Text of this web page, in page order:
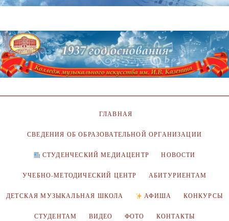
ГЛАВНАЯ
СВЕДЕНИЯ ОБ ОБРАЗОВАТЕЛЬНОЙ ОРГАНИЗАЦИИ
СТУДЕНЧЕСКИЙ МЕДИАЦЕНТР НОВОСТИ
УЧЕБНО-МЕТОДИЧЕСКИЙ ЦЕНТР АБИТУРИЕНТАМ
ДЕТСКАЯ МУЗЫКАЛЬНАЯ ШКОЛА АФИША КОНКУРСЫ
СТУДЕНТАМ ВИДЕО ФОТО КОНТАКТЫ